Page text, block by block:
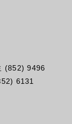
(852) 9496
6131